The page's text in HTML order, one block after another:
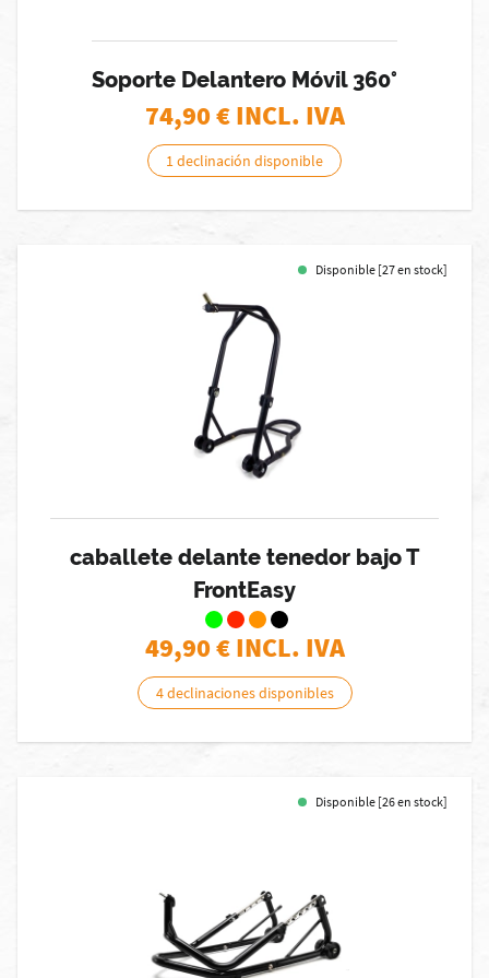
Soporte Delantero Móvil 360°
74,90€ INCL. IVA
1 declinación disponible
Disponible [27 en stock]
caballete delante tenedor bajo T
FrontEasy
49,90€ INCL. IVA
4 declinaciones disponibles
Disponible [26 en stock]